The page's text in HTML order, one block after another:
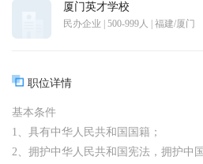
厦门英才学校
民办企业 | 500-999人 | 福建/厦门
职位详情
基本条件
1、具有中华人民共和国国籍；
2、拥护中华人民共和国宪法，拥护中